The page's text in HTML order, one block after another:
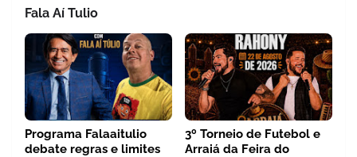
Fala Aí Tulio
Programa Falaaitulio
debate regras e limites
3º Torneio de Futebol e
Arraiá da Feira do